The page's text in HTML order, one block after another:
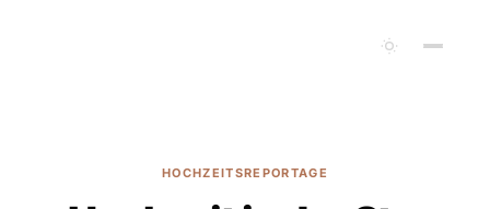
HOCHZEITSREPORTAGE